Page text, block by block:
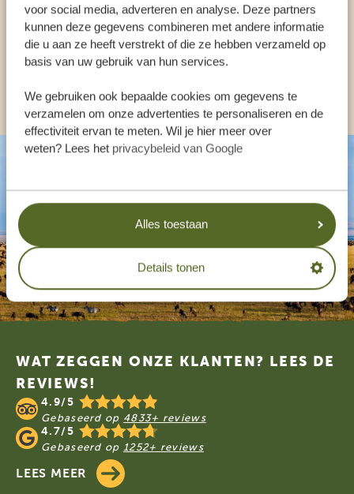
voor social media, adverteren en analyse. Deze partners
kunnen deze gegevens combineren met andere informatie
die u aan ze heeft verstrekt of die ze hebben verzameld op
basis van uw gebruik van hun services.
We gebruiken ook bepaalde cookies om gegevens te
verzamelen om onze advertenties te personaliseren en de
effectiviteit ervan te meten. Wil je hier meer over
weten? Lees het privacybeleid van Google
Alles toestaan
Details tonen
NL:+31 174 35 2016
Footer
WAT ZEGGEN ONZE KLANTEN? LEES DE
REVIEWS!
4.9/5
Gebaseerd op 4833+ reviews
4.7/5
Gebaseerd op 1252+ reviews
LEES MEER